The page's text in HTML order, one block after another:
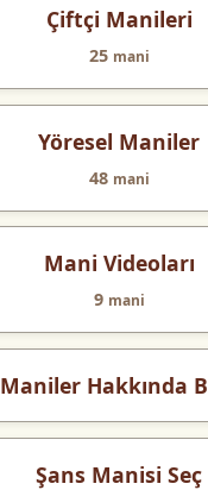
Çiftçi Manileri
25 mani
Yöresel Maniler
48 mani
Mani Videoları
9 mani
Maniler Hakkında
Şans Manisi Seç